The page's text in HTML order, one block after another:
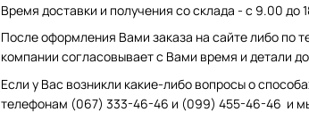
Время доставки и получения со склада - с 9.00 до
После оформления Вами заказа на сайте либо по
компании согласовывает с Вами время и детали
Если у Вас возникли какие-либо вопросы о
телефонам (067) 333-46-46 и (099) 455-46-46 и